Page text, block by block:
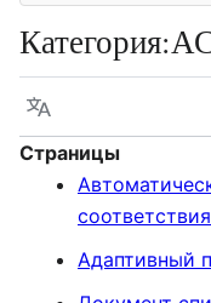
Категория:
Язык
Страницы
Адаптивный